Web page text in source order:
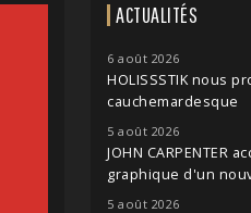
ACTUALITÉS
6 août 2026
HOLISSSTIK nous
cauchemardesque
5 août 2026
JOHN CARPENTER
graphique d'un
5 août 2026